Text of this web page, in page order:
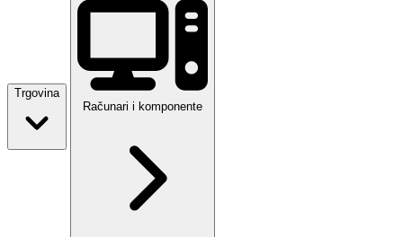
Trgovina
Računari i komponente